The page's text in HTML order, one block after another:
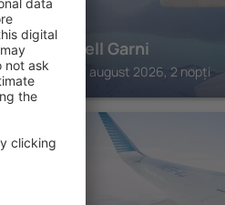
Hotel Well Garni
Wittlich, 07 august 2026, 2 nopți
DAUN